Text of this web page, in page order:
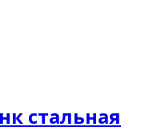
стальная